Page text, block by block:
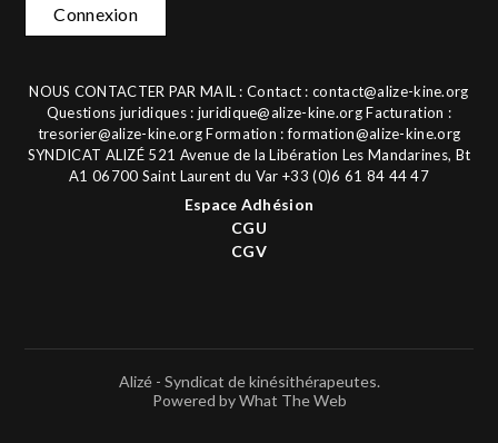
Connexion
NOUS CONTACTER PAR MAIL : Contact :contact@alize-kine.org
Questions juridiques : juridique@alize-kine.orgFacturation :
tresorier@alize-kine.orgFormation :formation@alize-kine.org
SYNDICAT ALIZÉ 521 Avenue de la Libération Les Mandarines, Bt
A1 06700 Saint Laurent du Var +33 (0)6 61 84 44 47
Espace Adhésion
CGU
CGV
Alizé - Syndicat de kinésithérapeutes.
Powered by What The Web